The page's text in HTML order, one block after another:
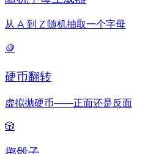
从 A 到 Z 随机抽取一个字母
🪙
硬币翻转
虚拟抛硬币——正面还是反面
🎲